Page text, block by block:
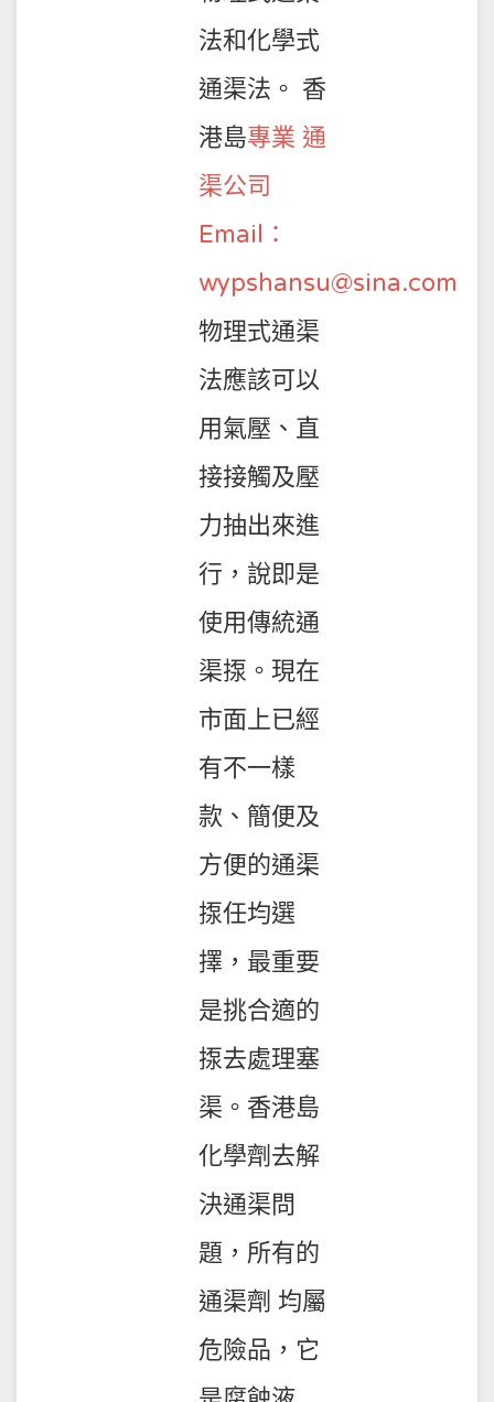
法和化學式
通渠法。 香
港島專業 通
渠公司
Email：
wypshansu@sina.com
物理式通渠
法應該可以
用氣壓、直
接接觸及壓
力抽出來進
行，說即是
使用傳統通
渠揼。現在
市面上已經
有不一樣
款、簡便及
方便的通渠
揼任均選
擇，最重要
是挑合適的
揼去處理塞
渠。香港島
化學劑去解
決通渠問
題，所有的
通渠劑 均屬
危險品，它